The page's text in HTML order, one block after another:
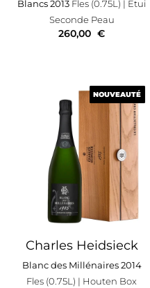
Blancs 2013 Fles (0.75L) | Etui
Seconde Peau
260,00 €
NOUVEAUTÉ
Charles Heidsieck
Blanc des Millénaires 2014
Fles (0.75L) | Houten Box
NOUVEAUTÉ